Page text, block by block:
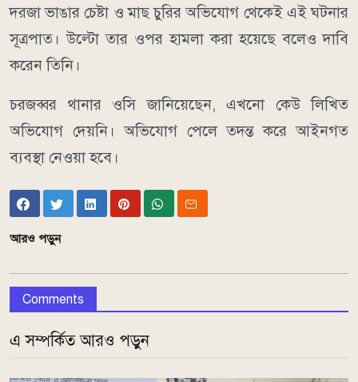
দরজা ভাঙার চেষ্টা ও মাছ চুরির অভিযোগ থেকেই এই ঘটনার
সূত্রপাত। উল্টো তার ওপর হামলা করা হয়েছে বলেও দাবি
করেন তিনি।
চরজব্বর থানার ওসি জানিয়েছেন, এখনো কেউ লিখিত
অভিযোগ দেয়নি। অভিযোগ পেলে তদন্ত করে আইনগত
ব্যবস্থা নেওয়া হবে।
আরও পড়ুন
Comments
এ সম্পর্কিত আরও পড়ুন